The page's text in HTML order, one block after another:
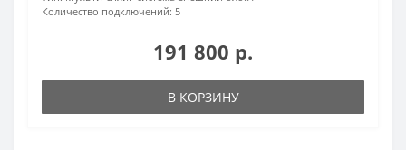
Количество подключений: 5
191 800 р.
В КОРЗИНУ